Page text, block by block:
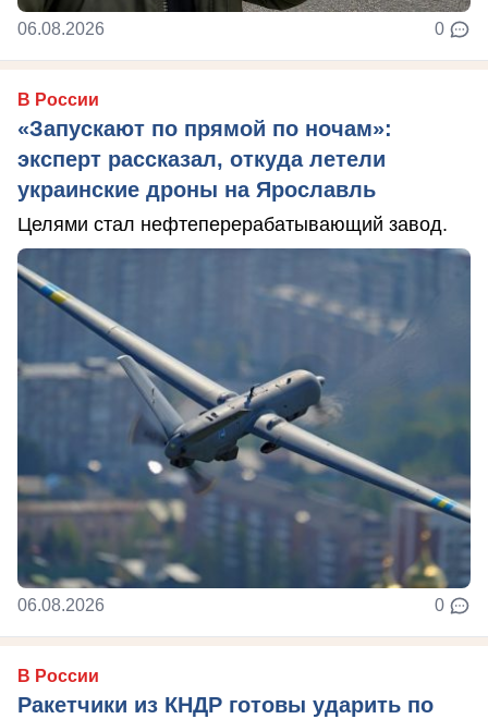
06.08.2026 0
В России
«Запускают по прямой по ночам»:
эксперт рассказал, откуда летели
украинские дроны на Ярославль
Целями стал нефтеперерабатывающий завод.
06.08.2026 0
В России
Ракетчики из КНДР готовы ударить по